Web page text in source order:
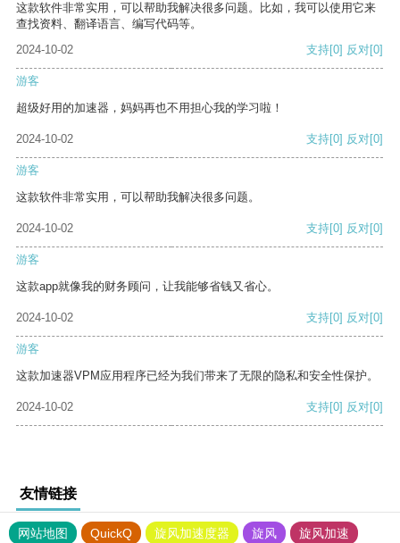
这款软件非常实用，可以帮助我解决很多问题。比如，我可以使用它来
查找资料、翻译语言、编写代码等。
2024-10-02
支持[0] 反对[0]
游客
超级好用的加速器，妈妈再也不用担心我的学习啦！
2024-10-02 支持[0] 反对[0]
游客
这款软件非常实用，可以帮助我解决很多问题。
2024-10-02 支持[0] 反对[0]
游客
这款app就像我的财务顾问，让我能够省钱又省心。
2024-10-02 支持[0] 反对[0]
游客
这款加速器VPM应用程序已经为我们带来了无限的隐私和安全性保护。
2024-10-02 支持[0] 反对[0]
友情链接
网站地图 QuickQ 旋风加速度器 旋风
旋风加速